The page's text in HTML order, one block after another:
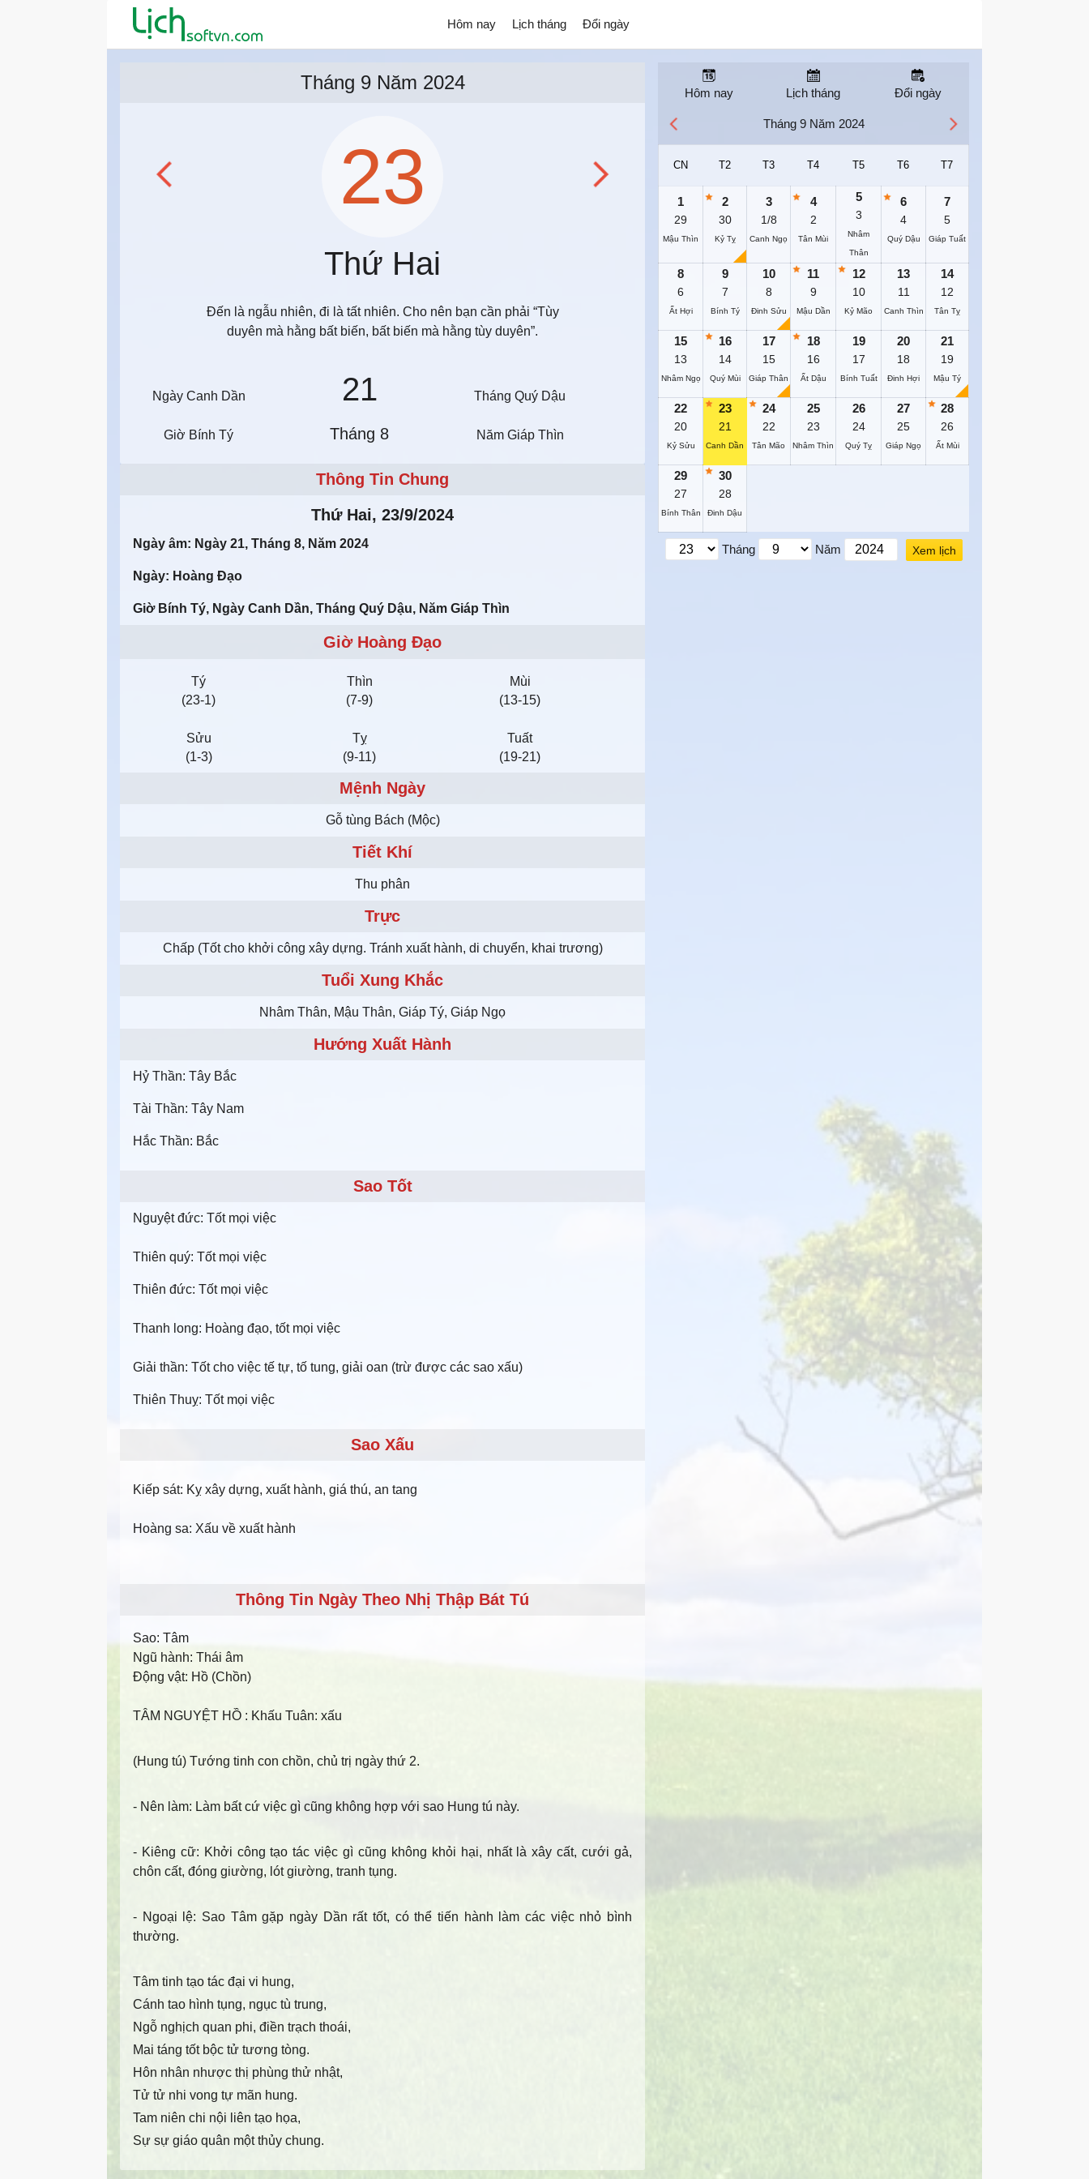
Hôm nay Lịch tháng Đổi ngày
Hôm nay Lịch tháng Đổi ngày
Tháng 9 Năm 2024
23
Thứ Hai
Đến là ngẫu nhiên, đi là tất nhiên. Cho nên bạn cần phải “Tùy
duyên mà hằng bất biến, bất biến mà hằng tùy duyên”.
Ngày Canh Dần 21 Tháng Quý Dậu
Giờ Bính Tý Tháng 8 Năm Giáp Thìn
Thông Tin Chung
Thứ Hai, 23/9/2024
Ngày âm: Ngày 21, Tháng 8, Năm 2024
Ngày: Hoàng Đạo
Giờ Bính Tý, Ngày Canh Dần, Tháng Quý Dậu, Năm Giáp Thìn
Giờ Hoàng Đạo
Tý
(23-1)
Thìn
(7-9)
Mùi
(13-15)
Sửu
(1-3)
Tỵ
(9-11)
Tuất
(19-21)
Mệnh Ngày
Gỗ tùng Bách (Mộc)
Tiết Khí
Thu phân
Trực
Chấp (Tốt cho khởi công xây dựng. Tránh xuất hành, di chuyển, khai trương)
Tuổi Xung Khắc
Nhâm Thân, Mậu Thân, Giáp Tý, Giáp Ngọ
Hướng Xuất Hành
Hỷ Thần: Tây Bắc
Tài Thần: Tây Nam
Hắc Thần: Bắc
Sao Tốt
Nguyệt đức: Tốt mọi việc
Thiên quý: Tốt mọi việc
Thiên đức: Tốt mọi việc
Thanh long: Hoàng đạo, tốt mọi việc
Giải thần: Tốt cho việc tế tự, tố tung, giải oan (trừ được các sao xấu)
Thiên Thuỵ: Tốt mọi việc
Sao Xấu
Kiếp sát: Kỵ xây dựng, xuất hành, giá thú, an tang
Hoàng sa: Xấu về xuất hành
Thông Tin Ngày Theo Nhị Thập Bát Tú
Sao: Tâm
Ngũ hành: Thái âm
Động vật: Hồ (Chồn)
TÂM NGUYỆT HỒ : Khấu Tuân: xấu
(Hung tú) Tướng tinh con chồn, chủ trị ngày thứ 2.
- Nên làm: Làm bất cứ việc gì cũng không hợp với sao Hung tú này.
- Kiêng cữ: Khởi công tạo tác việc gì cũng không khỏi hại, nhất là xây cất, cưới gả,
chôn cất, đóng giường, lót giường, tranh tụng.
- Ngoại lệ: Sao Tâm gặp ngày Dần rất tốt, có thể tiến hành làm các việc nhỏ bình
thường.
Tâm tinh tạo tác đại vi hung,
Cánh tao hình tụng, ngục tù trung,
Ngỗ nghịch quan phi, điền trạch thoái,
Mai táng tốt bộc tử tương tòng.
Hôn nhân nhược thị phùng thử nhật,
Tử tử nhi vong tự mãn hung.
Tam niên chi nội liên tạo họa,
Sự sự giáo quân một thủy chung.
Tháng 9 Năm 2024
CN T2 T3 T4 T5 T6 T7
1
29
Mậu Thìn
2
30
Kỷ Tỵ
3
1/8
Canh Ngọ
4
2
Tân Mùi
5
3
Nhâm
Thân
6
4
Quý Dậu
7
5
Giáp Tuất
8
6
Ất Hợi
9
7
Bính Tý
10
8
Đinh Sửu
11
9
Mậu Dần
12
10
Kỷ Mão
13
11
Canh Thìn
14
12
Tân Tỵ
15
13
Nhâm Ngọ
16
14
Quý Mùi
17
15
Giáp Thân
18
16
Ất Dậu
19
17
Bính Tuất
20
18
Đinh Hợi
21
19
Mậu Tý
22
20
Kỷ Sửu
23
21
Canh Dần
24
22
Tân Mão
25
23
Nhâm Thìn
26
24
Quý Tỵ
27
25
Giáp Ngọ
28
26
Ất Mùi
29
27
Bính Thân
30
28
Đinh Dậu
Tháng Năm Xem lịch